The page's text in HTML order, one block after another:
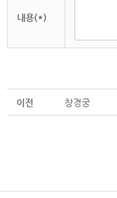
내용(*)
이전 창경궁